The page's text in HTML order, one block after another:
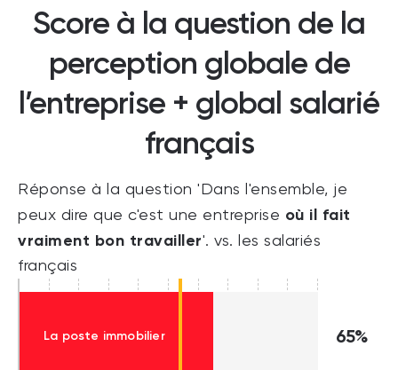
Score à la question de la
perception globale de
l’entreprise + global salarié
français
Réponse à la question 'Dans l'ensemble, je
peux dire que c'est une entreprise où il fait
vraiment bon travailler'. vs. les salariés
français
La poste immobilier 65%